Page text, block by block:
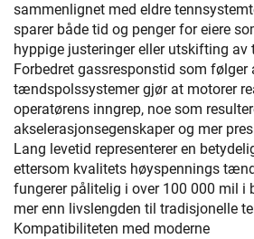
sammenlignet med eldre
sparer både tid og penger for eiere
hyppige justeringer eller utskifting av
Forbedret gassresponstid som følger
tændspolssystemer gjør at motorer
operatørens inngrep, noe som
akselerasjonsegenskaper og mer
Lang levetid representerer en
ettersom kvalitets høyspennings
fungerer pålitelig i over 100 000 mil i
mer enn livslengden til tradisjonelle
Kompatibiliteten med moderne